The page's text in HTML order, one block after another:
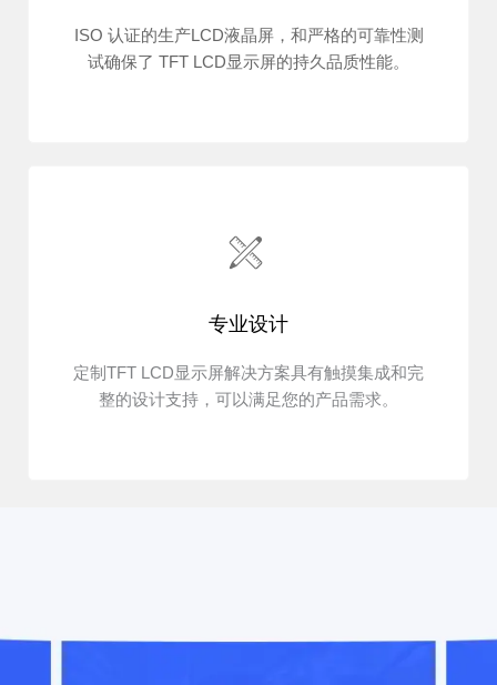
ISO 认证的生产LCD液晶屏，和严格的可靠性测
试确保了 TFT LCD显示屏的持久品质性能。
专业设计
定制TFT LCD显示屏解决方案具有触摸集成和完
整的设计支持，可以满足您的产品需求。